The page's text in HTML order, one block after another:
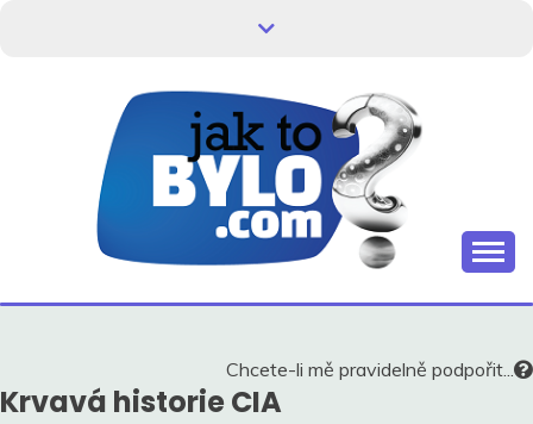
HISTORIE V
SOUVISLOSTECH
Chcete-li mě pravidelně podpořit...
Krvavá historie CIA